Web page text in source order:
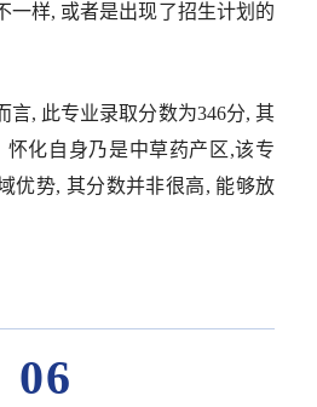
一样, 或者是出现了招生计划的
言, 此专业录取分数为346分, 其
怀化自身乃是中草药产区,该专
优势, 其分数并非很高, 能够放
06